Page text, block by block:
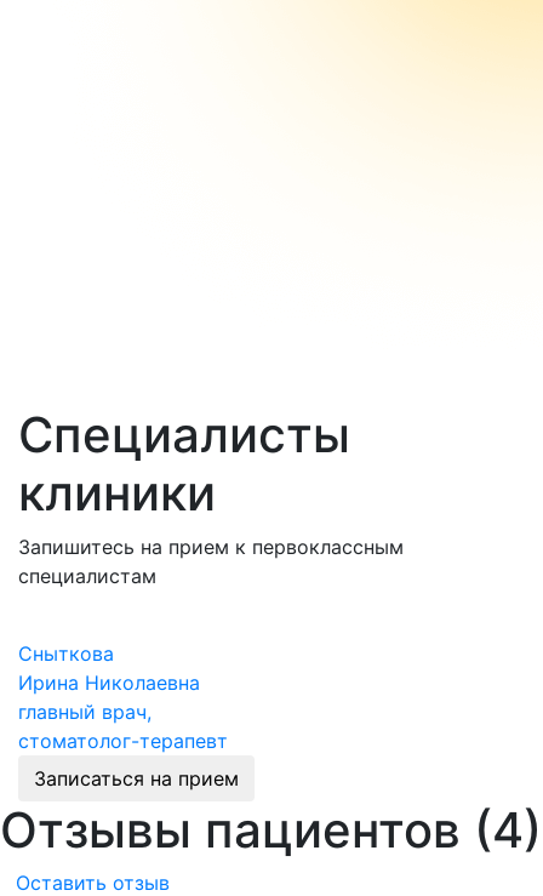
Специалисты
клиники
Запишитесь на прием к первоклассным
специалистам
Сныткова
Ирина Николаевна
главный врач,
стоматолог-терапевт
Записаться на прием
Отзывы пациентов (4)
Оставить отзыв